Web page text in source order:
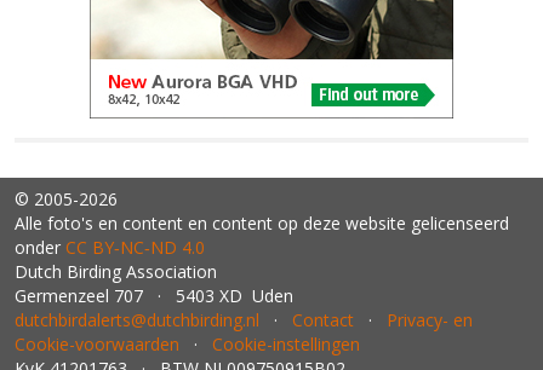
© 2005-2026
Alle foto's en content en content op deze website gelicenseerd
onder CC BY‑NC‑ND 4.0
Dutch Birding Association
Germenzeel 707 · 5403 XD Uden
dutchbirdalerts@dutchbirding.nl · Contact · Privacy- en
Cookie-voorwaarden · Cookie-instellingen